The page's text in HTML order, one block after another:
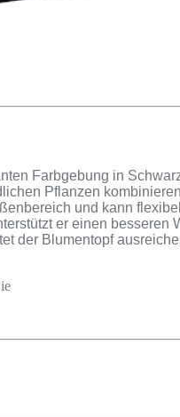
Farbgebung in
Pflanzen
und kann
er einen besseren
der Blumentopf